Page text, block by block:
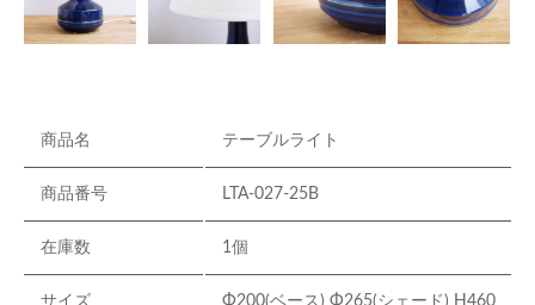
商品名 テーブルライト
商品番号 LTA-027-25B
在庫数 1個
サイズ Φ200(ベース) Φ265(シェード) H460